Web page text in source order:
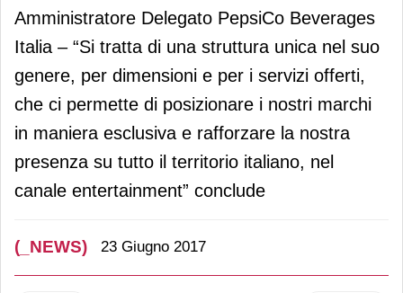
Amministratore Delegato PepsiCo Beverages
Italia – “Si tratta di una struttura unica nel suo
genere, per dimensioni e per i servizi offerti,
che ci permette di posizionare i nostri marchi
in maniera esclusiva e rafforzare la nostra
presenza su tutto il territorio italiano, nel
canale entertainment” conclude
(_NEWS) 23 Giugno 2017